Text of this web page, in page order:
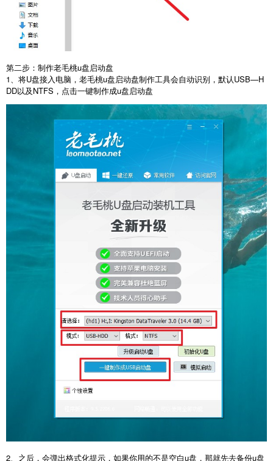
第二步：制作老毛桃u盘启动盘
1、将U盘接入电脑，老毛桃u盘启动盘制作工具会自动识别，默认USB—H
DD以及NTFS，点击一键制作成u盘启动盘
2、之后，会弹出格式化提示，如果你用的不是空白u盘，那就先去备份u盘